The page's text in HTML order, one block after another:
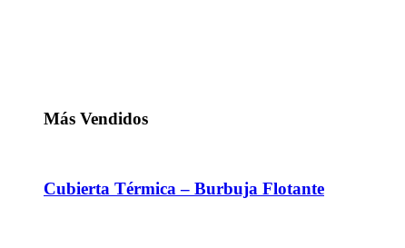
Más Vendidos
Cubierta Térmica – Burbuja Flotante